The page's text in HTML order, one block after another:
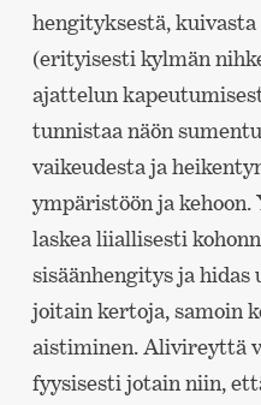
hengityksestä,
(erityisesti kylmän
ajattelun
tunnistaa näön
vaikeudesta ja
ympäristöön ja
laskea liiallisesti
sisäänhengitys ja
joitain kertoja, samoin
aistiminen. Alivireyttä
fyysisesti jotain niin,